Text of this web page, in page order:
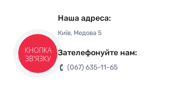
Наша адреса:
Київ, Медова 5
Зателефонуйте нам:
(067) 635-11-65
КНОПКА
ЗВ'ЯЗКУ